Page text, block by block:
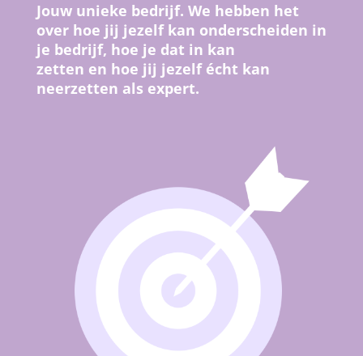
Jouw unieke bedrijf. We hebben het
over hoe jij jezelf kan onderscheiden in
je bedrijf, hoe je dat in kan
zetten en hoe jij jezelf écht kan
neerzetten als expert.